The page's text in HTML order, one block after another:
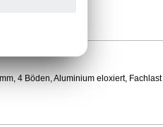
4 Böden, Aluminium eloxiert, Fachlast